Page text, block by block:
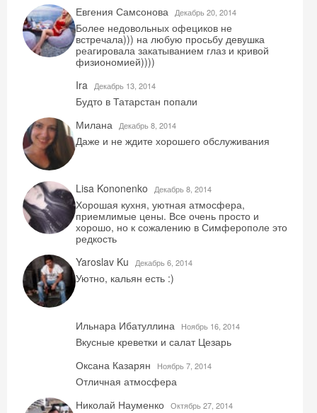
Евгения Самсонова Декабрь 20, 2014
Более недовольных офециков не
встречала))) на любую просьбу девушка
реагировала закатыванием глаз и кривой
физиономией))))
Ira
Декабрь 13, 2014
Будто в Татарстан попали
Милана
Декабрь 8, 2014
Даже и не ждите хорошего обслуживания
Lisa Kononenko Декабрь 8, 2014
Хорошая кухня, уютная атмосфера,
приемлимые цены. Все очень просто и
хорошо, но к сожалению в Симферополе это
редкость
Yaroslav Ku
Декабрь 6, 2014
Уютно, кальян есть :)
Ильнара Ибатуллина Ноябрь 16, 2014
Вкусные креветки и салат Цезарь
Оксана Казарян
Ноябрь 7, 2014
Отличная атмосфера
Николай Науменко Октябрь 27, 2014